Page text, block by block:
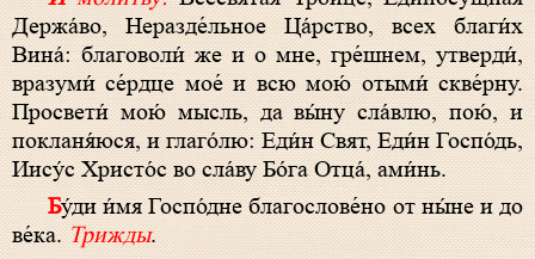
Держа́во, Неразде́льное Ца́рство, всех благи́х
Вина́: благоволи́ же и о мне, гре́шнем, утверди́,
вразуми́ се́рдце мое́ и всю мою́ отыми́ скве́рну.
Просвети́ мою́ мысль, да вы́ну сла́влю, пою́, и
покланя́юся, и глаго́лю: Еди́н Свят, Еди́н Госпо́дь,
Иису́с Христо́с во сла́ву Бо́га Отца́, ами́нь.
Бу́ди и́мя Госпо́дне благослове́но от ны́не и до
ве́ка. Трижды.